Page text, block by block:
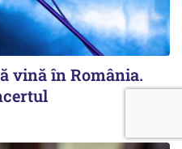
vină în România.